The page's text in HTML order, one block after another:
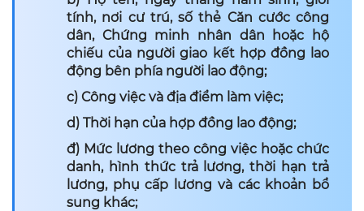
tính, nơi cư trú, số thẻ Căn cước công
dân, Chứng minh nhân dân hoặc hộ
chiếu của người giao kết hợp đồng lao
động bên phía người lao động;
c) Công việc và địa điểm làm việc;
d) Thời hạn của hợp đồng lao động;
đ) Mức lương theo công việc hoặc chức
danh, hình thức trả lương, thời hạn trả
lương, phụ cấp lương và các khoản bổ
sung khác;